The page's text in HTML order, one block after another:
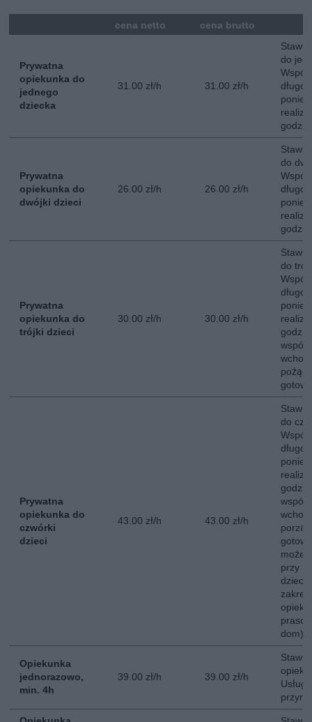
cena netto cena brutto
Prywatna
opiekunka do
jednego
dziecka
31.00 zł/h 31.00 zł/h
do
Prywatna
opiekunka do
dwójki dzieci
26.00 zł/h 26.00 zł/h
do
Prywatna
opiekunka do
trójki dzieci
30.00 zł/h 30.00 zł/h
do
Prywatna
opiekunka do
czwórki
dzieci
43.00 zł/h 43.00 zł/h
do
może
przy
dzieci,
dom).
Opiekunka
jednorazowo,
min. 4h
39.00 zł/h 39.00 zł/h
opieki